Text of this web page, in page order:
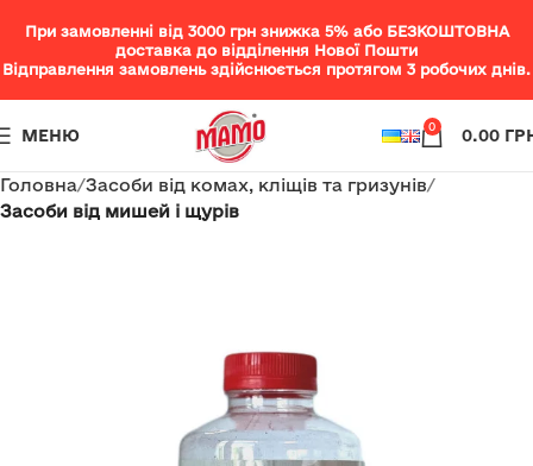
При замовленні від 3000 грн знижка 5% або БЕЗКОШТОВНА
доставка до відділення Нової Пошти
Відправлення замовлень здійснюється протягом 3 робочих днів.
МЕНЮ 0 0.00
Головна Засоби від комах, кліщів та гризунів
Засоби від мишей і щурів